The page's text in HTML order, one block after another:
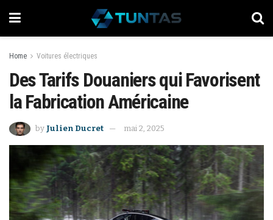
Home Voitures électriques
Des Tarifs Douaniers qui Favorisent
la Fabrication Américaine
by Julien Ducret mai 2, 2025